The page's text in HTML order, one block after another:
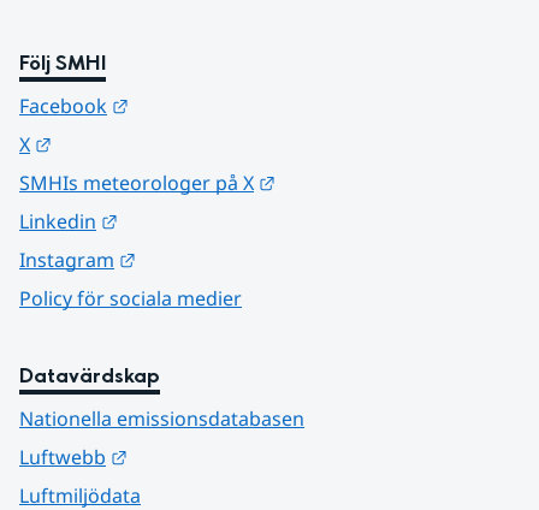
Följ SMHI
Facebook
X
SMHIs meteorologer på X
Linkedin
Instagram
Policy för sociala medier
Datavärdskap
Nationella emissionsdatabasen
Luftwebb
Luftmiljödata